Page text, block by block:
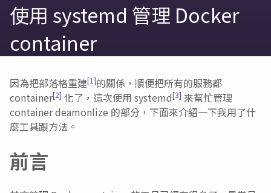
使用 systemd 管理 Docker
container
因為把部落格重建[1]的關係，順便把所有的服務都
container[2] 化了，這次使用 systemd[3] 來幫忙管理
container deamonlize 的部分，下面來介紹一下我用了什
麼工具跟方法。
前言